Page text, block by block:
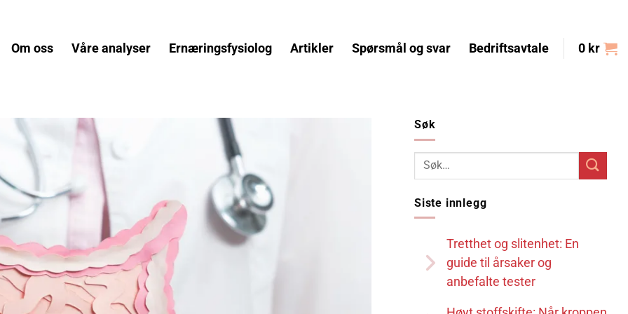
Om oss Våre analyser Ernæringsfysiolog Artikler Spørsmål og svar Bedriftsavtale 0 kr
Søk
Siste innlegg
Tretthet og slitenhet: En
guide til årsaker og
anbefalte tester